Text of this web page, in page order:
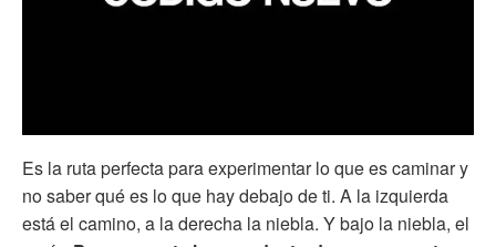
Es la ruta perfecta para experimentar lo que es caminar y
no saber qué es lo que hay debajo de ti. A la izquierda
está el camino, a la derecha la niebla. Y bajo la niebla, el